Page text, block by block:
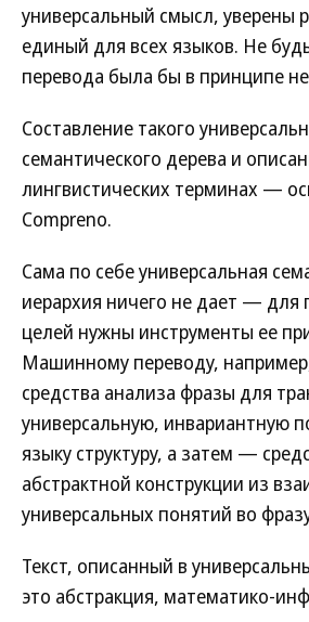
универсальный смысл, уверены
единый для всех языков. Не
перевода была бы в принципе
Составление такого
семантического дерева и
лингвистических терминах —
Compreno.
Сама по себе универсальная
иерархия ничего не дает — для
целей нужны инструменты ее
Машинному переводу,
средства анализа фразы для
универсальную, инвариантную
языку структуру, а затем —
абстрактной конструкции из
универсальных понятий во
Текст, описанный в
это абстракция, математико-